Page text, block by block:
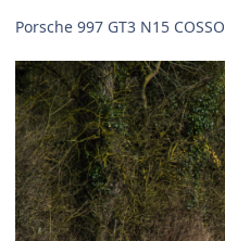
Porsche 997 GT3 N15